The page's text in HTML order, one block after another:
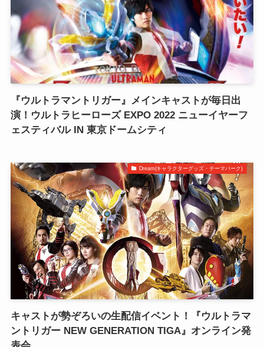
『ウルトラマントリガー』メインキャストが毎日出
演！ウルトラヒーローズ EXPO 2022 ニューイヤーフ
ェスティバル IN 東京ドームシティ
Dream(キャラクターグッズ・テーマパーク)
キャストが勢ぞろいの生配信イベント！『ウルトラマ
ントリガー NEW GENERATION TIGA』オンライン発